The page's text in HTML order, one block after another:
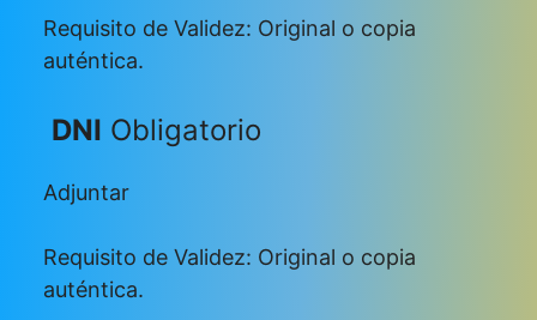
Requisito de Validez: Original o copia
auténtica.
DNI Obligatorio
Adjuntar
Requisito de Validez: Original o copia
auténtica.